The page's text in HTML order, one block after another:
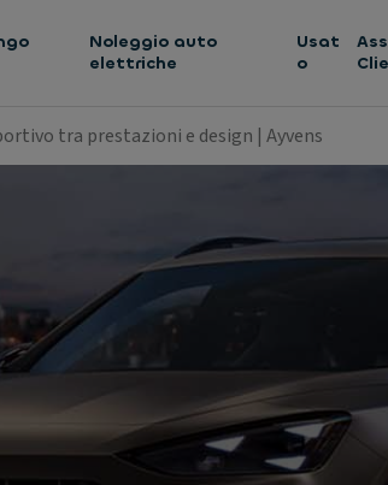
Noleggio auto
elettriche
Usat
o
tra prestazioni e design | Ayvens